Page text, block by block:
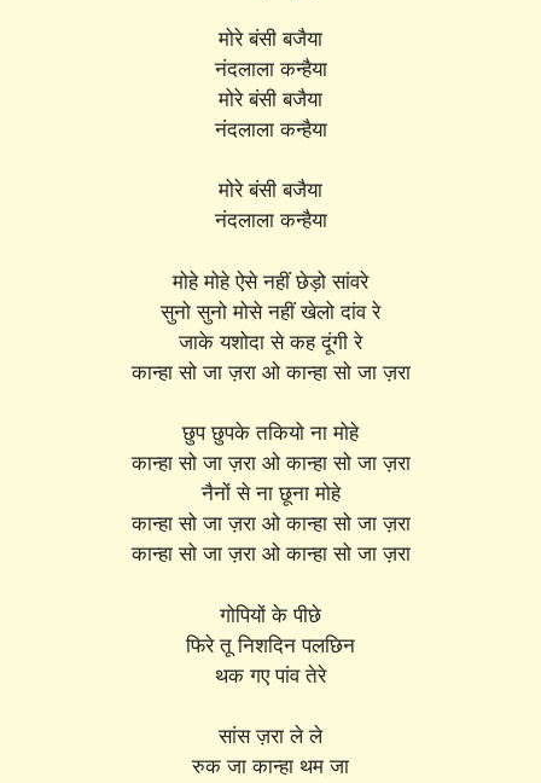
मोरे बंसी बजैया
नंदलाला कन्हैया
मोरे बंसी बजैया
नंदलाला कन्हैया
मोरे बंसी बजैया
नंदलाला कन्हैया
मोहे मोहे ऐसे नहीं छेड़ो सांवरे
सुनो सुनो मोसे नहीं खेलो दांव रे
जाके यशोदा से कह दूंगी रे
कान्हा सो जा ज़रा ओ कान्हा सो जा ज़रा
छुप छुपके तकियो ना मोहे
कान्हा सो जा ज़रा ओ कान्हा सो जा ज़रा
नैनों से ना छूना मोहे
कान्हा सो जा ज़रा ओ कान्हा सो जा ज़रा
कान्हा सो जा ज़रा ओ कान्हा सो जा ज़रा
गोपियों के पीछे
फिरे तू निशदिन पलछिन
थक गए पांव तेरे
सांस ज़रा ले ले
रुक जा कान्हा थम जा